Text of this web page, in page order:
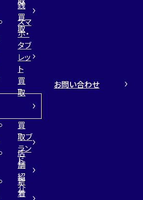
銭
買
取
スマ
ホ・
タブ
レッ
ト
買
取
買
取ブ
ラン
ド
店
舗
紹
介
新
着
お問い合わせ